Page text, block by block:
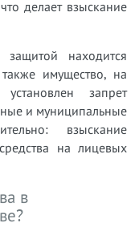
делает взыскание
находится
имущество, на
запрет
и муниципальные
взыскание
на лицевых
в